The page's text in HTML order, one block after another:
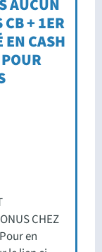
AUCUN
CB + 1ER
CASH
CHEZ
en